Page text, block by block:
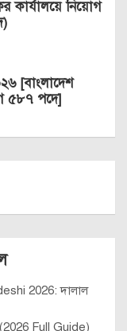
কার্যালয়ে নিয়োগ
[বাংলাদেশ
৫৮৭ পদে]
2026: দালাল
Full Guide)